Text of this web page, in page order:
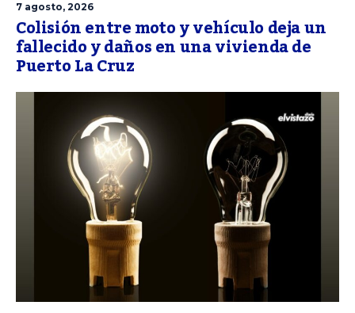
7 agosto, 2026
Colisión entre moto y vehículo deja un
fallecido y daños en una vivienda de
Puerto La Cruz